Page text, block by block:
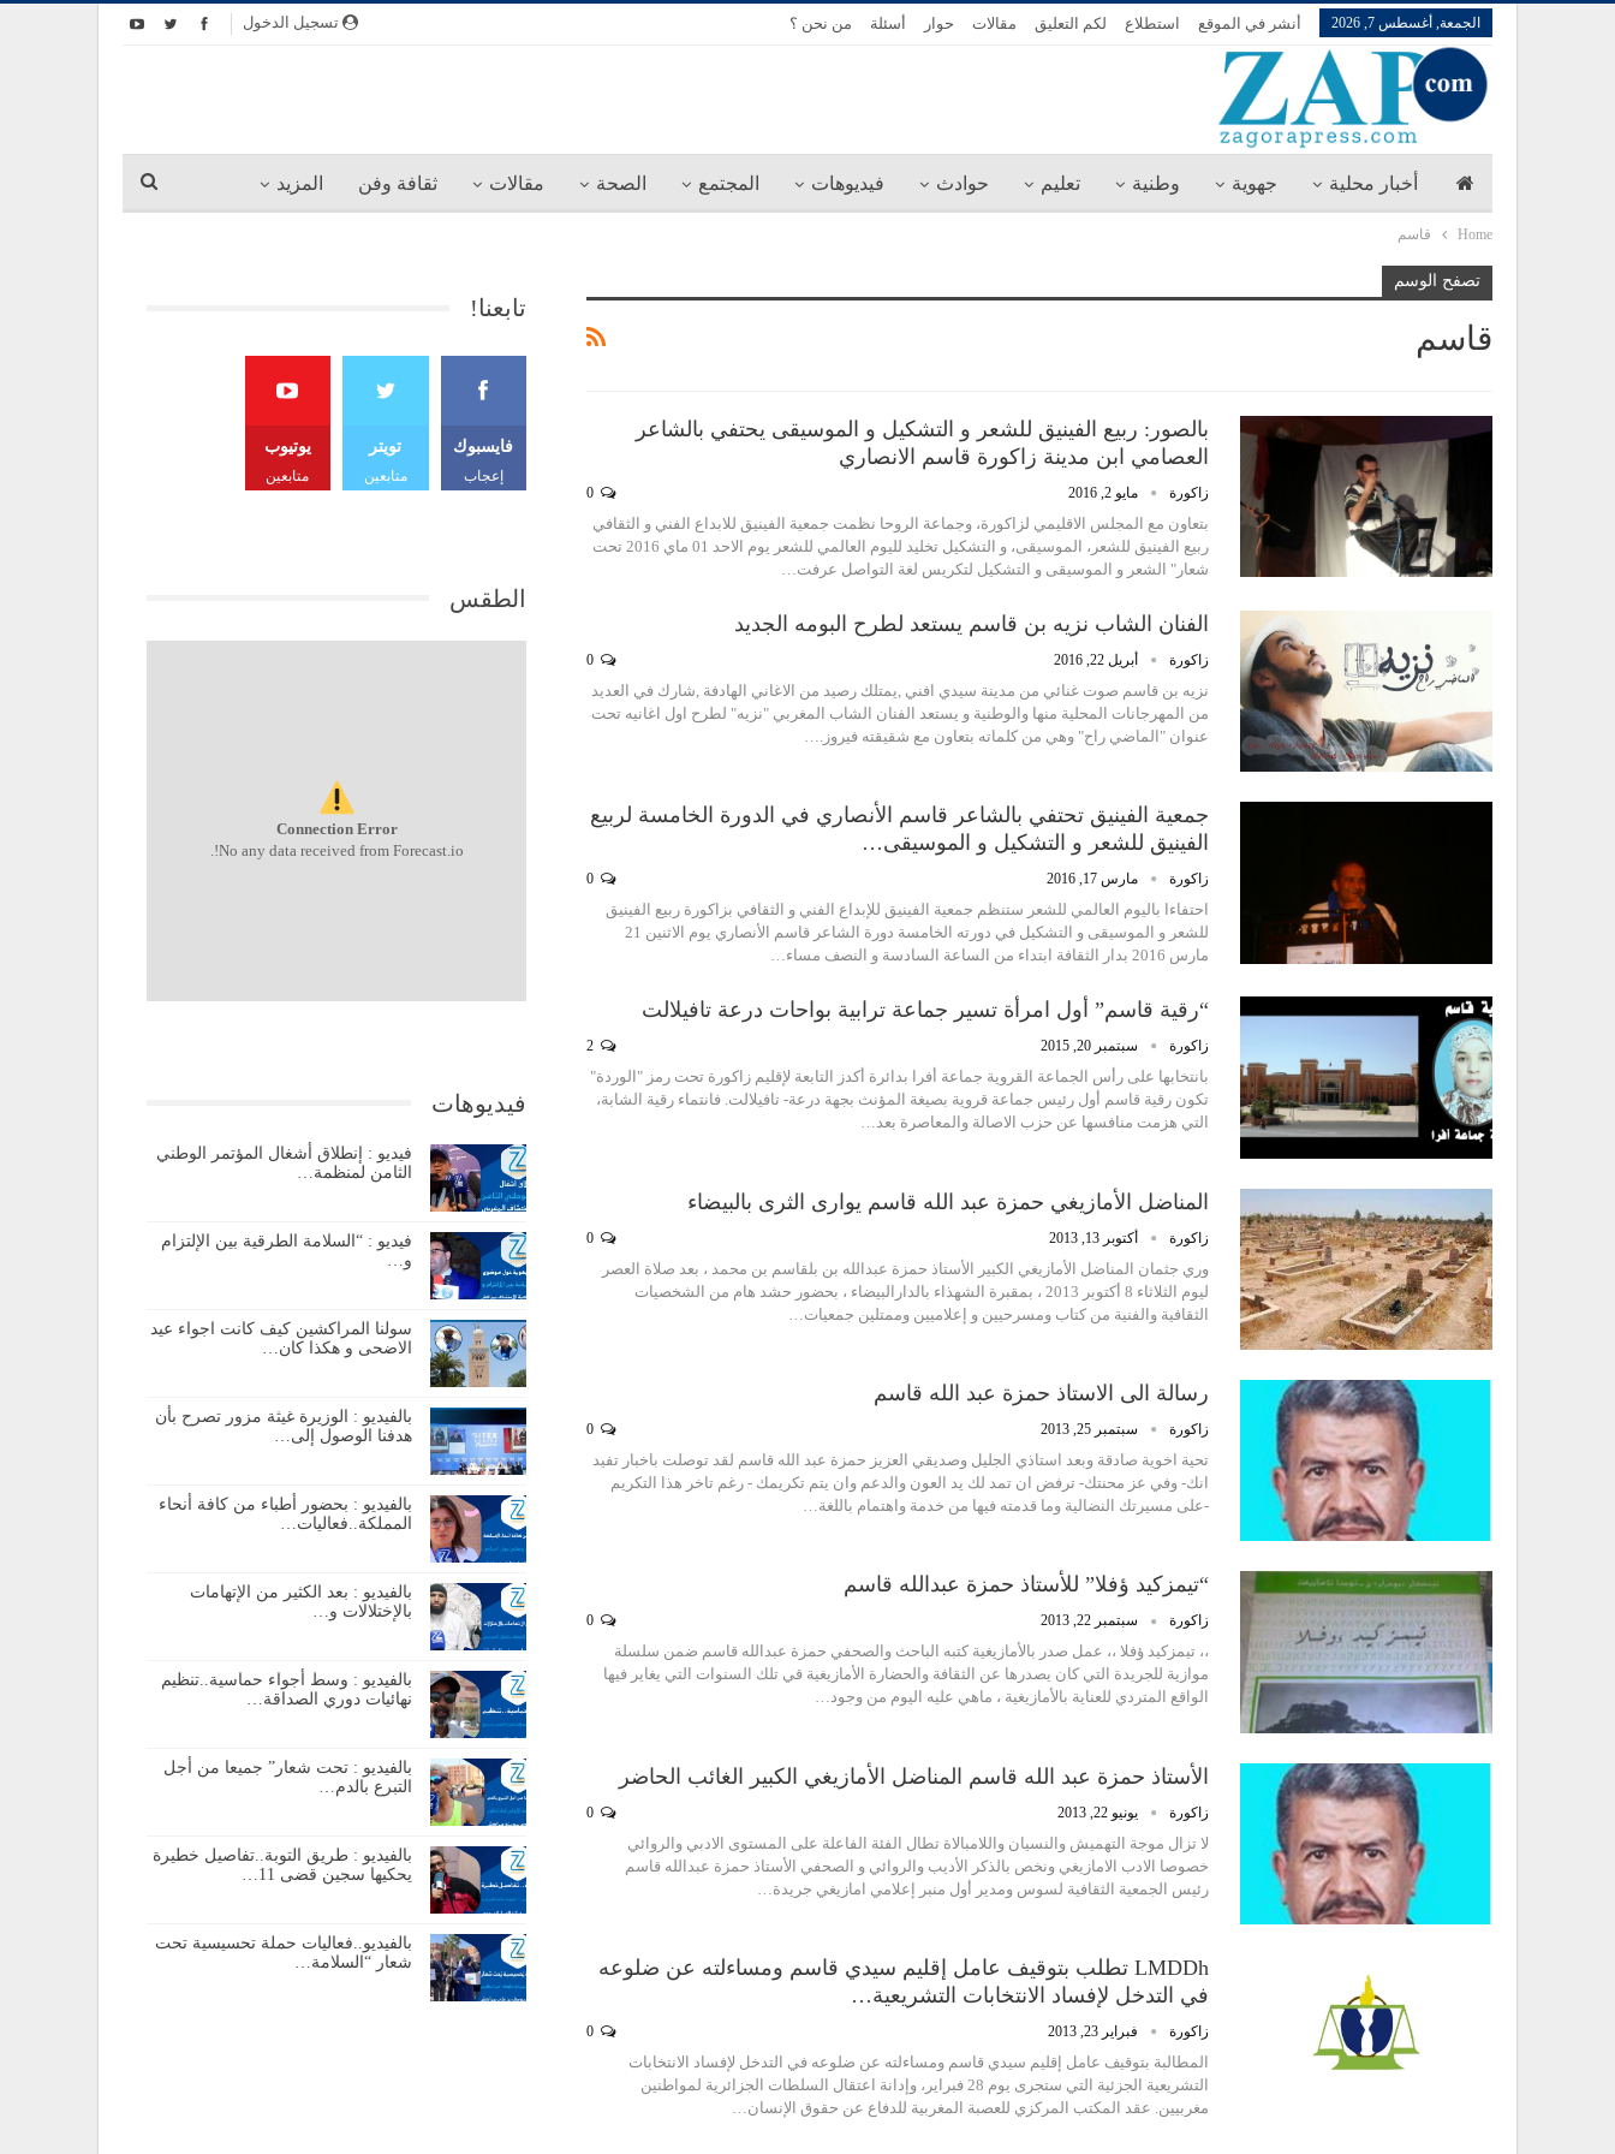
تسجيل الدخول الجمعة, أغسطس 7, 2026 أنشر في الموقع استطلاع لكم التعليق مقالات حوار أسئلة من نحن ؟
أخبار محلية جهوية وطنية تعليم حوادث فيديوهات المجتمع الصحة مقالات ثقافة وفن المزيد
Home قاسم
تصفح الوسم
قاسم
بالصور: ربيع الفينيق للشعر و التشكيل و الموسيقى يحتفي بالشاعر
العصامي ابن مدينة زاكورة قاسم الانصاري
زاكورة مايو 2, 2016
بتعاون مع المجلس الاقليمي لزاكورة، وجماعة الروحا نظمت جمعية الفينيق للابداع الفني و الثقافي
ربيع الفينيق للشعر، الموسيقى، و التشكيل تخليد لليوم العالمي للشعر يوم الاحد 01 ماي 2016 تحت
شعار" الشعر و الموسيقى و التشكيل لتكريس لغة التواصل عرفت…
الفنان الشاب نزيه بن قاسم يستعد لطرح البومه الجديد
زاكورة أبريل 22, 2016
نزيه بن قاسم صوت غنائي من مدينة سيدي افني ,يمتلك رصيد من الاغاني الهادفة ,شارك في العديد
من المهرجانات المحلية منها والوطنية و يستعد الفنان الشاب المغربي "نزيه" لطرح اول اغانيه تحت
عنوان "الماضي راح" وهي من كلماته بتعاون مع شقيقته فيروز.…
جمعية الفينيق تحتفي بالشاعر قاسم الأنصاري في الدورة الخامسة لربيع
الفينيق للشعر و التشكيل و الموسيقى…
زاكورة مارس 17, 2016
احتفاءا باليوم العالمي للشعر ستنظم جمعية الفينيق للإبداع الفني و الثقافي بزاكورة ربيع الفينيق
للشعر و الموسيقى و التشكيل في دورته الخامسة دورة الشاعر قاسم الأنصاري يوم الاثنين 21
مارس 2016 بدار الثقافة ابتداء من الساعة السادسة و النصف مساء…
“رقية قاسم” أول امرأة تسير جماعة ترابية بواحات درعة تافيلالت
زاكورة سبتمبر 20, 2015
بانتخابها على رأس الجماعة القروية جماعة أفرا بدائرة أكدز التابعة لإقليم زاكورة تحت رمز "الوردة"
تكون رقية قاسم أول رئيس جماعة قروية بصيغة المؤنث بجهة درعة- تافيلالت. فانتماء رقية الشابة،
التي هزمت منافسها عن حزب الاصالة والمعاصرة بعد…
المناضل الأمازيغي حمزة عبد الله قاسم يوارى الثرى بالبيضاء
زاكورة أكتوبر 13, 2013
وري جثمان المناضل الأمازيغي الكبير الأستاذ حمزة عبدالله بن بلقاسم بن محمد ، بعد صلاة العصر
ليوم الثلاثاء 8 أكتوبر 2013 ، بمقبرة الشهذاء بالدارالبيضاء ، بحضور حشد هام من الشخصيات
الثقافية والفنية من كتاب ومسرحيين و إعلاميين وممتلين جمعيات…
رسالة الى الاستاذ حمزة عبد الله قاسم
زاكورة سبتمبر 25, 2013
تحية اخوية صادقة وبعد استاذي الجليل وصديقي العزيز حمزة عبد الله قاسم لقد توصلت باخبار تفيد
انك- وفي عز محنتك- ترفض ان تمد لك يد العون والدعم وان يتم تكريمك - رغم تاخر هذا التكريم
-على مسيرتك النضالية وما قدمته فيها من خدمة واهتمام باللغة…
“تيمزكيد ؤفلا” للأستاذ حمزة عبدالله قاسم
زاكورة سبتمبر 22, 2013
،، تيمزكيد ؤفلا ،، عمل صدر بالأمازيغية كتبه الباحث والصحفي حمزة عبدالله قاسم ضمن سلسلة
موازية للجريدة التي كان يصدرها عن الثقافة والحضارة الأمازيغية قي تلك السنوات التي يغاير فيها
الواقع المتردي للعناية بالأمازيغية ، ماهي عليه اليوم من وجود…
الأستاذ حمزة عبد الله قاسم المناضل الأمازيغي الكبير الغائب الحاضر
زاكورة يونيو 22, 2013
لا تزال موجة التهميش والنسيان واللامبالاة تطال الفئة الفاعلة على المستوى الادبي والروائي
خصوصا الادب الامازيغي ونخص بالذكر الأديب والروائي و الصحفي الأستاذ حمزة عبدالله قاسم
رئيس الجمعية الثقافية لسوس ومدير أول منبر إعلامي امازيغي جريدة…
LMDDh تطلب بتوقيف عامل إقليم سيدي قاسم ومساءلته عن ضلوعه
في التدخل لإفساد الانتخابات التشريعية…
زاكورة فبراير 23, 2013
المطالبة بتوقيف عامل إقليم سيدي قاسم ومساءلته عن ضلوعه في التدخل لإفساد الانتخابات
التشريعية الجزئية التي ستجرى يوم 28 فبراير، وإدانة اعتقال السلطات الجزائرية لمواطنين
مغربيين. عقد المكتب المركزي للعصبة المغربية للدفاع عن حقوق الإنسان…
تابعنا!
فايسبوك
إعجاب
تويتر
متابعين
يوتيوب
متابعين
الطقس
Connection Error
No any data received from Forecast.io!.
فيديوهات
فيديو : إنطلاق أشغال المؤتمر الوطني
الثامن لمنظمة…
فيديو : “السلامة الطرقية بين الإلتزام
و…
سولنا المراكشين كيف كانت اجواء عيد
الاضحى و هكذا كان…
بالفيديو : الوزيرة غيثة مزور تصرح بأن
هدفنا الوصول إلى…
بالفيديو : بحضور أطباء من كافة أنحاء
المملكة..فعاليات…
بالفيديو : بعد الكثير من الإتهامات
بالإختلالات و…
بالفيديو : وسط أجواء حماسية..تنظيم
نهائيات دوري الصداقة…
بالفيديو : تحت شعار” جميعا من أجل
التبرع بالدم…
بالفيديو : طريق التوبة..تفاصيل خطيرة
يحكيها سجين قضى 11…
بالفيديو..فعاليات حملة تحسيسية تحت
شعار “السلامة…